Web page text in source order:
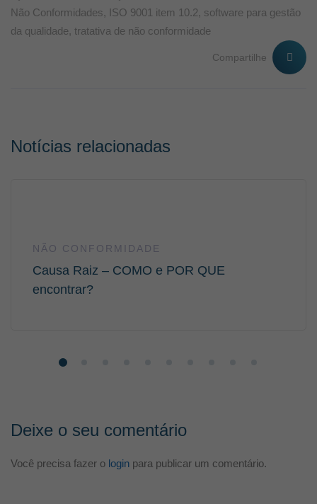
Não Conformidades, ISO 9001 item 10.2, software para gestão
da qualidade, tratativa de não conformidade
Compartilhe
Notícias relacionadas
NÃO CONFORMIDADE
Causa Raiz – COMO e POR QUE
encontrar?
Deixe o seu comentário
Você precisa fazer o login para publicar um comentário.